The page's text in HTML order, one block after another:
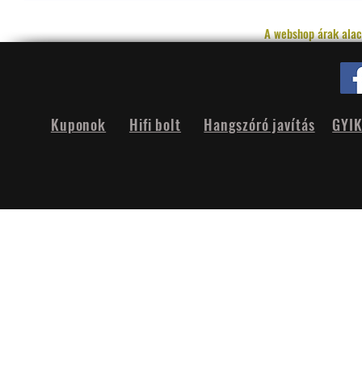
A webshop árak
Hifi bolt
Kuponok Hangszóró javítás GYIK